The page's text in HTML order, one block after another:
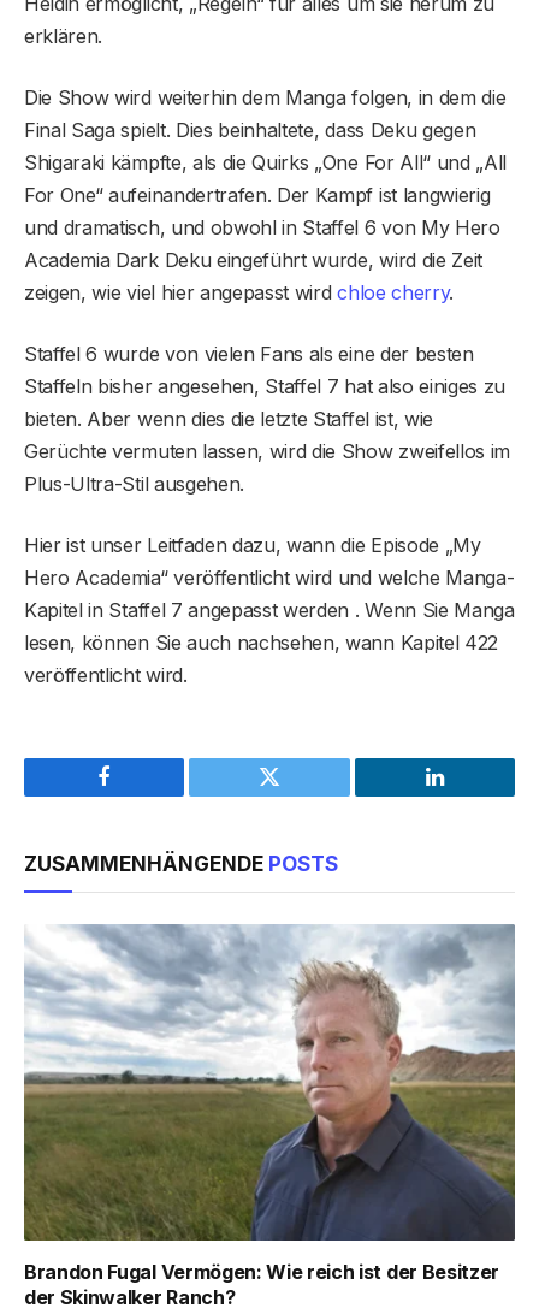
erklären.
Die Show wird weiterhin dem Manga folgen, in dem die
Final Saga spielt. Dies beinhaltete, dass Deku gegen
Shigaraki kämpfte, als die Quirks „One For All“ und „All
For One“ aufeinandertrafen. Der Kampf ist langwierig
und dramatisch, und obwohl in Staffel 6 von My Hero
Academia Dark Deku eingeführt wurde, wird die Zeit
zeigen, wie viel hier angepasst wirdchloe cherry.
Staffel 6 wurde von vielen Fans als eine der besten
Staffeln bisher angesehen, Staffel 7 hat also einiges zu
bieten. Aber wenn dies die letzte Staffel ist, wie
Gerüchte vermuten lassen, wird die Show zweifellos im
Plus-Ultra-Stil ausgehen.
Hier ist unser Leitfaden dazu, wann die Episode „My
Hero Academia“ veröffentlicht wird und welche Manga-
Kapitel in Staffel 7 angepasst werden . Wenn Sie Manga
lesen, können Sie auch nachsehen, wann Kapitel 422
veröffentlicht wird.
Facebook Twitter LinkedIn
ZUSAMMENHÄNGENDE POSTS
Brandon Fugal Vermögen: Wie reich ist der Besitzer
der Skinwalker Ranch?